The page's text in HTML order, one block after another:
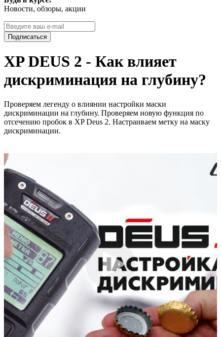
Новости, обзоры, акции
Подписаться
XP DEUS 2 - Как влияет
дискриминация на глубину?
Проверяем легенду о влиянии настройки маски
дискриминации на глубину. Проверяем новую функция по
отсечению пробок в XP Deus 2. Настраиваем метку на маску
дискриминации.